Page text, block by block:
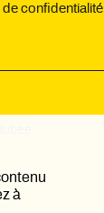
de confidentialité
à